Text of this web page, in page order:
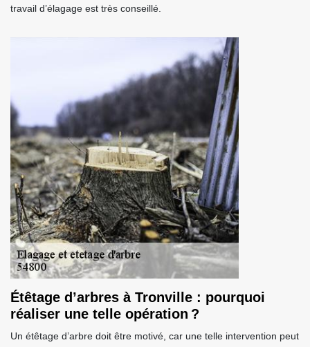
travail d’élagage est très conseillé.
Étêtage d’arbres à Tronville : pourquoi
réaliser une telle opération ?
Un étêtage d’arbre doit être motivé, car une telle intervention peut